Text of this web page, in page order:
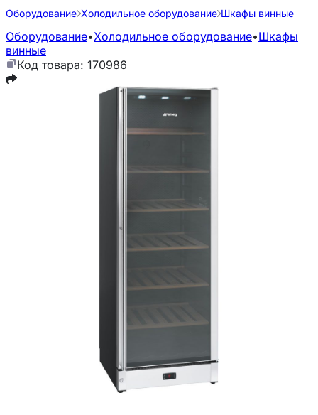
Оборудование Холодильное оборудование Шкафы винные
Оборудование•Холодильное оборудование•Шкафы
винные
Код товара: 170986